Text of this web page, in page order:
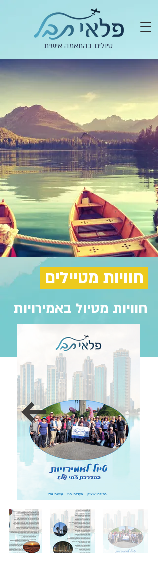
טיולים בהתאמה אישית
חוויות מטיול באמירויות